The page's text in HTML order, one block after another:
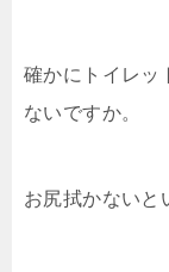
確かにトイレッ
ないですか。
お尻拭かないと